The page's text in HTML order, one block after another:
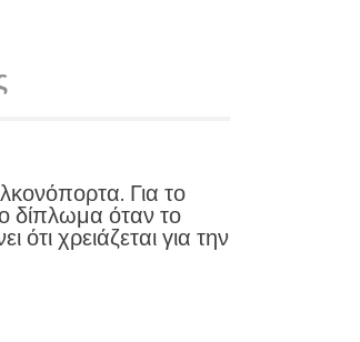
Για το
δίπλωμα όταν το
χρειάζεται για την